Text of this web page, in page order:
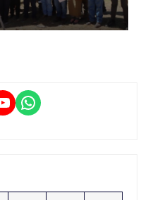
en riesgo a
WhatsApp